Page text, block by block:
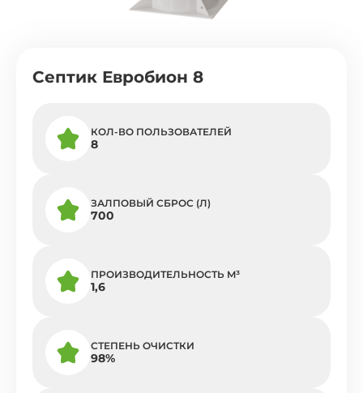
Септик Евробион 8
КОЛ-ВО ПОЛЬЗОВАТЕЛЕЙ
8
ЗАЛПОВЫЙ СБРОС (Л)
700
ПРОИЗВОДИТЕЛЬНОСТЬ M³
1,6
СТЕПЕНЬ ОЧИСТКИ
98%